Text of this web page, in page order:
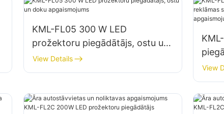
KML-FL05 300 W LED
prožektoru piegādātājs, ostu un
doku apgaismojums
View Details
View